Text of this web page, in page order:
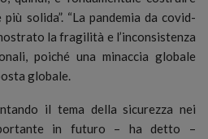
più solida”. “La pandemia da covid-
la fragilità e l’inconsistenza
poiché una minaccia globale
globale.
il tema della sicurezza nei
in futuro – ha detto –